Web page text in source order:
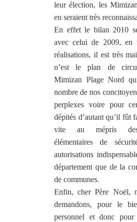
leur élection, les
en seraient très
En effet le bilan 2010
avec celui de 2009, en
réalisations, il est très
n’est le plan de
Mimizan Plage Nord
nombre de nos
perplexes voire pour
dépités d’autant qu’il fût
vite au mépris
élémentaires de
autorisations
département que de la
de communes.
Enfin, cher Père Noël,
demandons, pour le
personnel et donc